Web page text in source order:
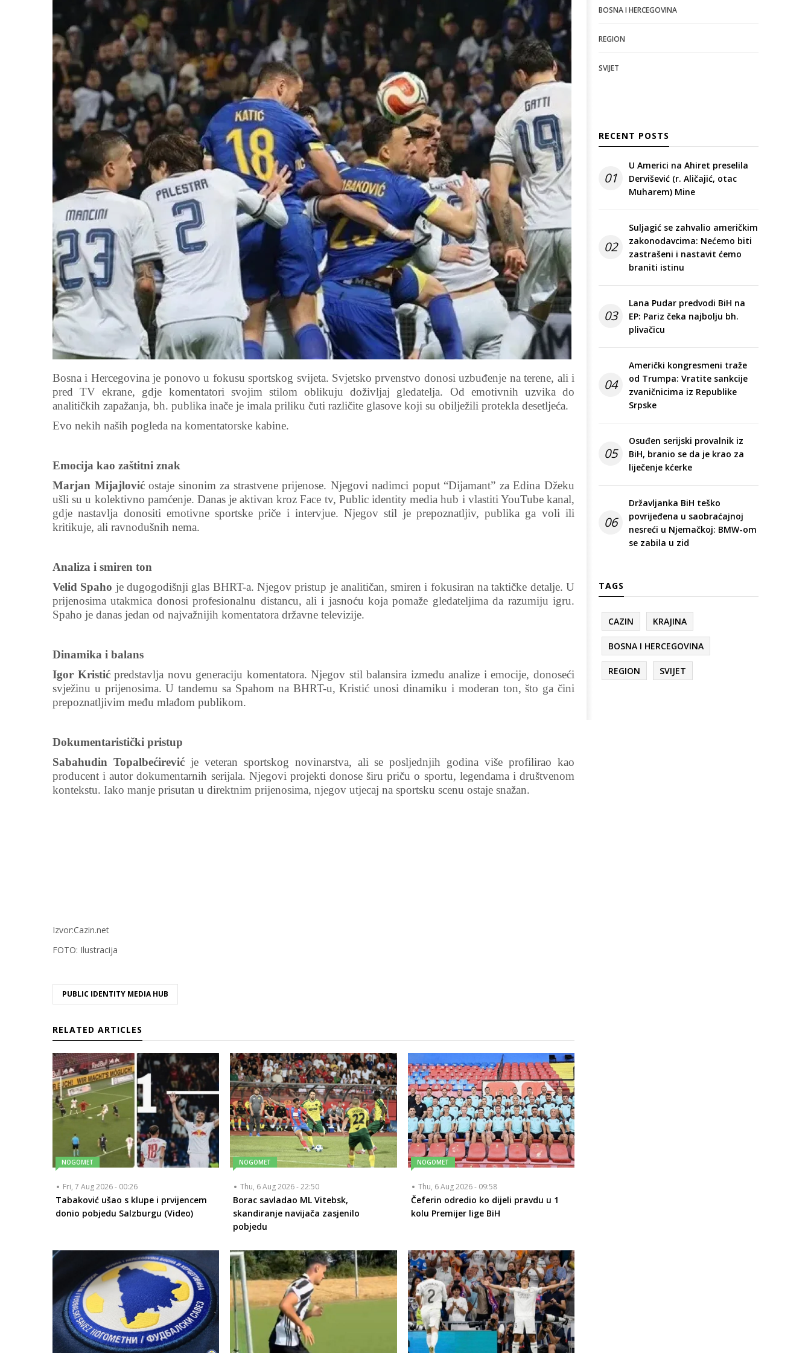
Bosna i Hercegovina je ponovo u fokusu sportskog svijeta. Svjetsko prvenstvo donosi uzbuđenje na terene, ali i
pred TV ekrane, gdje komentatori svojim stilom oblikuju doživljaj gledatelja. Od emotivnih uzvika do
analitičkih zapažanja, bh. publika inače je imala priliku čuti različite glasove koji su obilježili protekla desetljeća.
Evo nekih naših pogleda na komentatorske kabine.
Emocija kao zaštitni znak
Marjan Mijajlovićostaje sinonim za strastvene prijenose. Njegovi nadimci poput “Dijamant” za Edina Džeku
ušli su u kolektivno pamćenje. Danas je aktivan kroz Face tv, Public identity media hub i vlastiti YouTube kanal,
gdje nastavlja donositi emotivne sportske priče i intervjue. Njegov stil je prepoznatljiv, publika ga voli ili
kritikuje, ali ravnodušnih nema.
Analiza i smiren ton
Velid Spaho je dugogodišnji glas BHRT-a. Njegov pristup je analitičan, smiren i fokusiran na taktičke detalje. U
prijenosima utakmica donosi profesionalnu distancu, ali i jasnoću koja pomaže gledateljima da razumiju igru.
Spaho je danas jedan od najvažnijih komentatora državne televizije.
Dinamika i balans
Igor Kristićpredstavlja novu generaciju komentatora. Njegov stil balansira između analize i emocije, donoseći
svježinu u prijenosima. U tandemu sa Spahom na BHRT-u, Kristić unosi dinamiku i moderan ton, što ga čini
prepoznatljivim među mlađom publikom.
Dokumentaristički pristup
Sabahudin Topalbećirevićje veteran sportskog novinarstva, ali se posljednjih godina više profilirao kao
producent i autor dokumentarnih serijala. Njegovi projekti donose širu priču o sportu, legendama i društvenom
kontekstu. Iako manje prisutan u direktnim prijenosima, njegov utjecaj na sportsku scenu ostaje snažan.
Izvor:Cazin.net
FOTO: Ilustracija
PUBLIC IDENTITY MEDIA HUB
RELATED ARTICLES
NOGOMET
Fri, 7 Aug 2026 - 00:26
Tabaković ušao s klupe i prvijencem
donio pobjedu Salzburgu (Video)
NOGOMET
Thu, 6 Aug 2026 - 22:50
Borac savladao ML Vitebsk,
skandiranje navijača zasjenilo
pobjedu
NOGOMET
Thu, 6 Aug 2026 - 09:58
Čeferin odredio ko dijeli pravdu u 1
kolu Premijer lige BiH
BOSNA I HERCEGOVINA
REGION
SVIJET
RECENT POSTS
01
U Americi na Ahiret preselila
Dervišević (r. Aličajić, otac
Muharem) Mine
02
Suljagić se zahvalio američkim
zakonodavcima: Nećemo biti
zastrašeni i nastavit ćemo
braniti istinu
03
Lana Pudar predvodi BiH na
EP: Pariz čeka najbolju bh.
plivačicu
04
Američki kongresmeni traže
od Trumpa: Vratite sankcije
zvaničnicima iz Republike
Srpske
05
Osuđen serijski provalnik iz
BiH, branio se da je krao za
liječenje kćerke
06
Državljanka BiH teško
povrijeđena u saobraćajnoj
nesreći u Njemačkoj: BMW-om
se zabila u zid
TAGS
CAZIN KRAJINA
BOSNA I HERCEGOVINA
REGION SVIJET